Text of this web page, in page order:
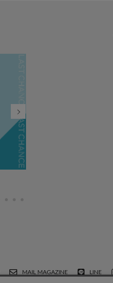
MAIL MAGAZINE LINE